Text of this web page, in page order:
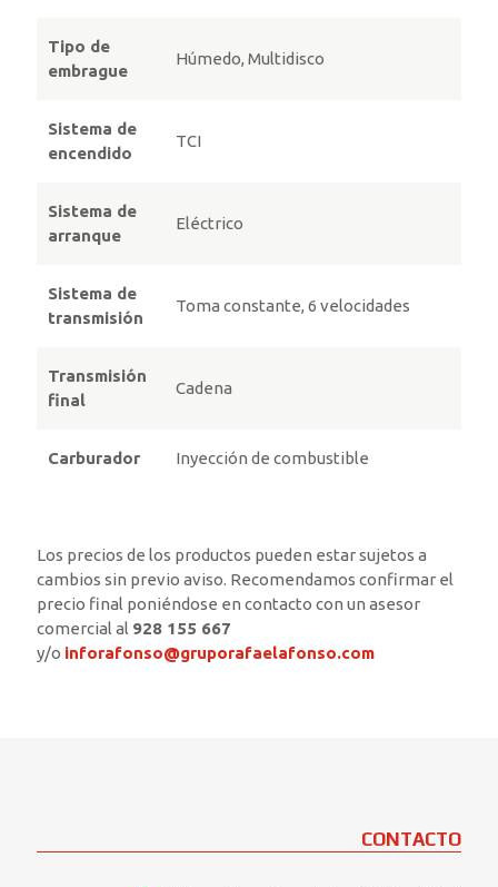
Tipo de
embrague
Húmedo, Multidisco
Sistema de
encendido
TCI
Sistema de
arranque
Eléctrico
Sistema de
transmisión
Toma constante, 6 velocidades
Transmisión
final
Cadena
Carburador Inyección de combustible
Los precios de los productos pueden estar sujetos a
cambios sin previo aviso. Recomendamos confirmar el
precio final poniéndose en contacto con un asesor
comercial al 928 155 667
y/o inforafonso@gruporafaelafonso.com
CONTACTO